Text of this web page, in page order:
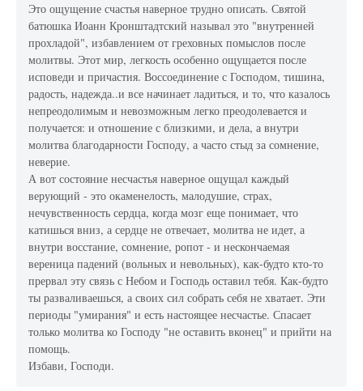
Это ощущение счастья наверное трудно описать. Святой
батюшка Иоанн Кронштадтский называл это "внутренней
прохладой", избавлением от греховных помыслов после
молитвы. Этот мир, легкость особенно ощущается после
исповеди и причастия. Воссоединение с Господом, тишина,
радость, надежда..и все начинает ладиться, и то, что казалось
непреодолимым и невозможным легко преодолевается и
получается: и отношение с близкими, и дела, а внутри
молитва благодарности Господу, а часто стыд за сомнение,
неверие.
А вот состояние несчастья наверное ощущал каждый
верующий - это окаменелость, малодушие, страх,
нечувственность сердца, когда мозг еще понимает, что
катишься вниз, а сердце не отвечает, молитва не идет, а
внутри восстание, сомнение, ропот - и нескончаемая
вереница падений (вольных и невольных), как-будто кто-то
прервал эту связь с Небом и Господь оставил тебя. Как-будто
ты разваливаешься, а своих сил собрать себя не хватает. Эти
периоды "умирания" и есть настоящее несчастье. Спасает
только молитва ко Господу "не оставить вконец" и прийти на
помощь.
Избави, Господи.